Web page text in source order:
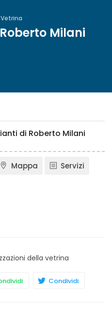
Vetrina
Milani
di Roberto Milani
Mappa Servizi
della vetrina
Condividi